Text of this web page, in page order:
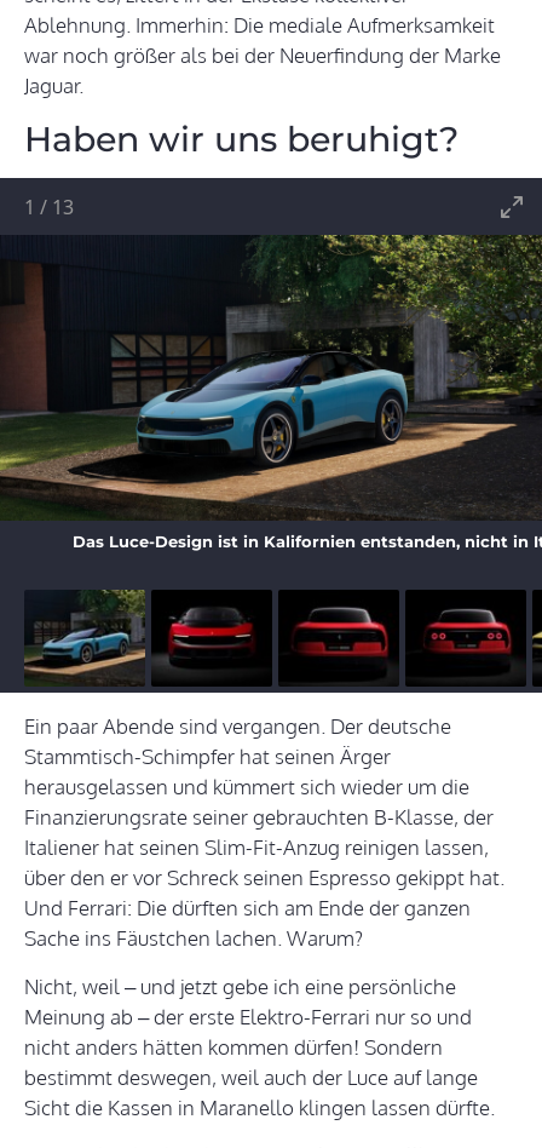
Ablehnung. Immerhin: Die mediale Aufmerksamkeit
war noch größer als bei der Neuerfindung der Marke
Jaguar.
Haben wir uns beruhigt?
Das Luce-Design ist in Kalifornien entstanden, nicht in
1 / 13
Ein paar Abende sind vergangen. Der deutsche
Stammtisch-Schimpfer hat seinen Ärger
herausgelassen und kümmert sich wieder um die
Finanzierungsrate seiner gebrauchten B-Klasse, der
Italiener hat seinen Slim-Fit-Anzug reinigen lassen,
über den er vor Schreck seinen Espresso gekippt hat.
Und Ferrari: Die dürften sich am Ende der ganzen
Sache ins Fäustchen lachen. Warum?
Nicht, weil – und jetzt gebe ich eine persönliche
Meinung ab – der erste Elektro-Ferrari nur so und
nicht anders hätten kommen dürfen! Sondern
bestimmt deswegen, weil auch der Luce auf lange
Sicht die Kassen in Maranello klingen lassen dürfte.